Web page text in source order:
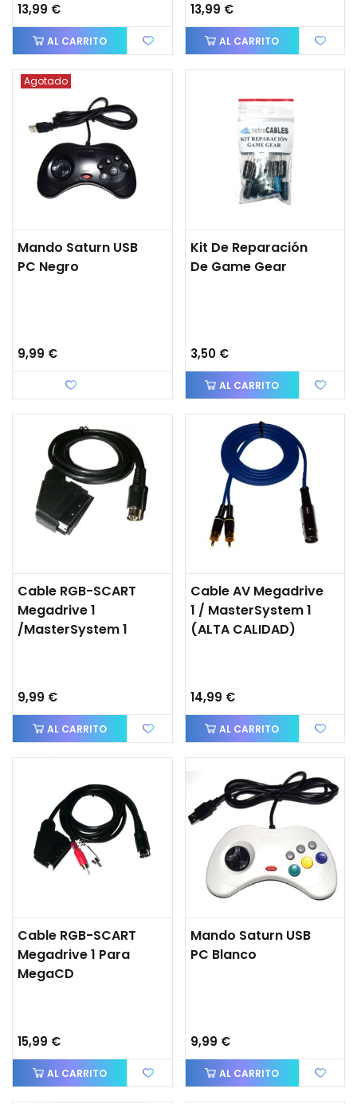
13,99 €
AL CARRITO
13,99 €
AL CARRITO
Agotado
Mando Saturn USB
PC Negro
9,99 €
Kit De Reparación
De Game Gear
3,50 €
AL CARRITO
Cable RGB-SCART
Megadrive 1
/MasterSystem 1
9,99 €
AL CARRITO
Cable AV Megadrive
1 / MasterSystem 1
(ALTA CALIDAD)
14,99 €
AL CARRITO
Cable RGB-SCART
Megadrive 1 Para
MegaCD
15,99 €
AL CARRITO
Mando Saturn USB
PC Blanco
9,99 €
AL CARRITO